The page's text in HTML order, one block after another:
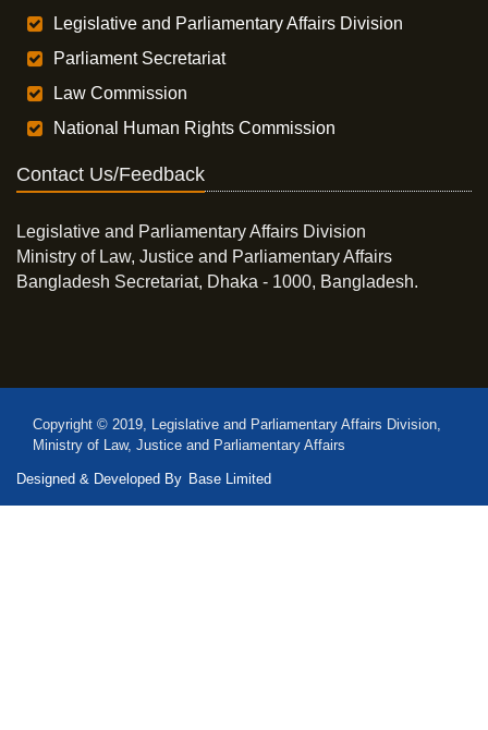
Legislative and Parliamentary Affairs Division
Parliament Secretariat
Law Commission
National Human Rights Commission
Contact Us/Feedback
Legislative and Parliamentary Affairs Division
Ministry of Law, Justice and Parliamentary Affairs
Bangladesh Secretariat, Dhaka - 1000, Bangladesh.
Copyright © 2019, Legislative and Parliamentary Affairs Division,
Ministry of Law, Justice and Parliamentary Affairs
Designed & Developed By Base Limited